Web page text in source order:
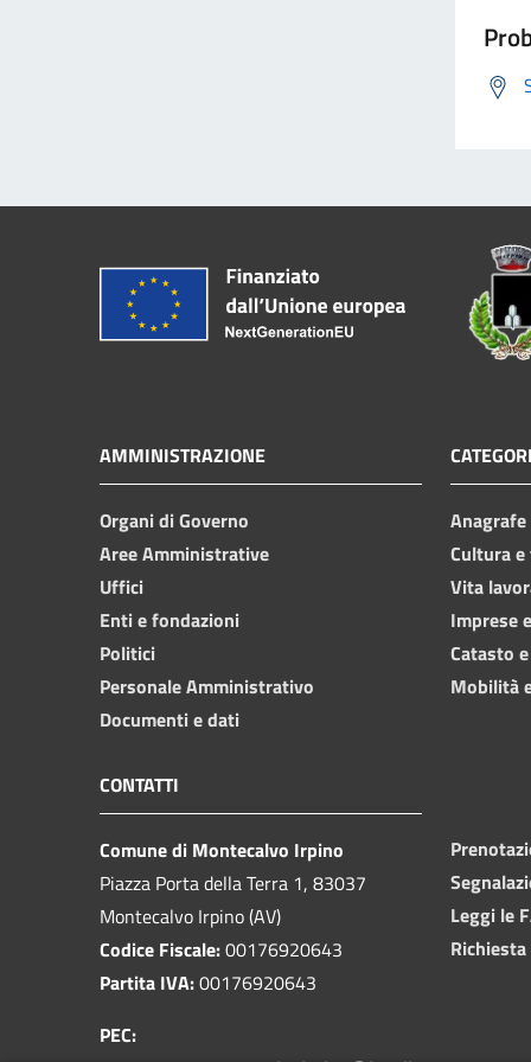
AMMINISTRAZIONE
Organi di Governo
Aree Amministrative
Uffici
Enti e fondazioni
Politici
Personale Amministrativo
Documenti e dati
Cultura
Vita
Imprese
Catasto
Mobilità
CONTATTI
Comune di Montecalvo Irpino
Piazza Porta della Terra 1, 83037
Montecalvo Irpino (AV)
Codice Fiscale:00176920643
Partita IVA:00176920643
PEC:
Leggi le